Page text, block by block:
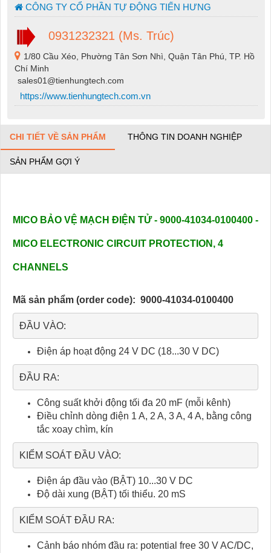
CÔNG TY CỔ PHẦN TỰ ĐỘNG TIẾN HƯNG
0931232321 (Ms. Trúc)
1/80 Cầu Xéo, Phường Tân Sơn Nhì, Quận Tân Phú, TP. Hồ
Chí Minh
sales01@tienhungtech.com
https://www.tienhungtech.com.vn
CHI TIẾT VỀ SẢN PHẨM THÔNG TIN DOANH NGHIỆP
SẢN PHẨM GỢI Ý
MICO BẢO VỆ MẠCH ĐIỆN TỬ - 9000-41034-0100400 -
MICO ELECTRONIC CIRCUIT PROTECTION, 4
CHANNELS
Mã sản phẩm (order code): 9000-41034-0100400
ĐẦU VÀO:
Điện áp hoạt động 24 V DC (18...30 V DC)
ĐẦU RA:
Công suất khởi động tối đa 20 mF (mỗi kênh)
Điều chỉnh dòng điện 1 A, 2 A, 3 A, 4 A, bằng công
tắc xoay chìm, kín
KIỂM SOÁT ĐẦU VÀO:
Điện áp đầu vào (BẬT) 10...30 V DC
Độ dài xung (BẬT) tối thiểu. 20 mS
KIỂM SOÁT ĐẦU RA:
Cảnh báo nhóm đầu ra: potential free 30 V AC/DC,